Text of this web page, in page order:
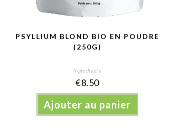
PSYLLIUM BLOND BIO EN POUDRE
(250G)
Ingrédients
€8.50
Ajouter au panier